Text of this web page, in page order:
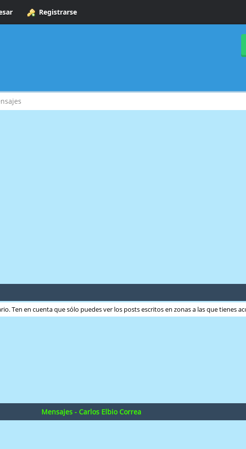
Registrarse
Ten en cuenta que sólo puedes ver los posts escritos en zonas a las que tienes
Mensajes - Carlos Elbio Correa